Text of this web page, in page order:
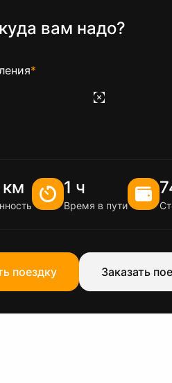
вам надо?
*
1 ч
Время в пути
поездку Заказать